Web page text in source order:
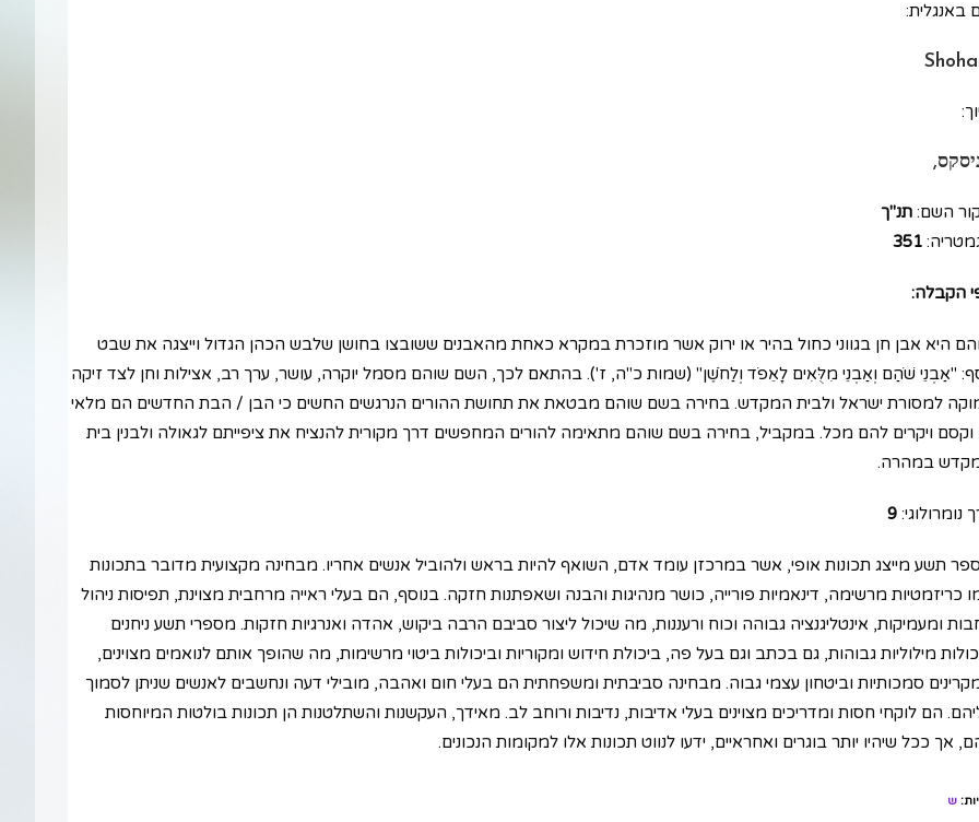
באנגלית:
השם: תנ"ך
351
הקבלה:
היא אבן חן בגווני כחול בהיר או ירוק אשר מוזכרת במקרא כאחת מהאבנים ששובצו בחושן שלבש הכהן הגדול וייצגה את שבט
"אַבְנֵי שֹׁהַם וְאַבְנֵי מִלֻּאִים לָאֵפֹד וְלַחֹשֶׁן" (שמות כ"ה, ז'). בהתאם לכך, השם שוהם מסמל יוקרה, עושר, ערך רב, אצילות וחן לצד זיקה
למסורת ישראל ולבית המקדש. בחירה בשם שוהם מבטאת את תחושת ההורים הנרגשים החשים כי הבן / הבת החדשים הם מלאי
וקסם ויקרים להם מכל. במקביל, בחירה בשם שוהם מתאימה להורים המחפשים דרך מקורית להנציח את ציפייתם לגאולה ולבנין בית
במהרה.
נומרולוגי: 9
תשע מייצג תכונות אופי, אשר במרכזן עומד אדם, השואף להיות בראש ולהוביל אנשים אחריו. מבחינה מקצועית מדובר בתכונות
כריזמטיות מרשימה, דינאמיות פורייה, כושר מנהיגות והבנה ושאפתנות חזקה. בנוסף, הם בעלי ראייה מרחבית מצוינת, תפיסות ניהול
ומעמיקות, אינטליגנציה גבוהה וכוח ורעננות, מה שיכול ליצור סביבם הרבה ביקוש, אהדה ואנרגיות חזקות. מספרי תשע ניחנים
מילוליות גבוהות, גם בכתב וגם בעל פה, ביכולת חידוש ומקוריות וביכולות ביטוי מרשימות, מה שהופך אותם לנואמים מצוינים,
סמכותיות וביטחון עצמי גבוה. מבחינה סביבתית ומשפחתית הם בעלי חום ואהבה, מובילי דעה ונחשבים לאנשים שניתן לסמוך
הם לוקחי חסות ומדריכים מצוינים בעלי אדיבות, נדיבות ורוחב לב. מאידך, העקשנות והשתלטנות הן תכונות בולטות המיוחסות
אך ככל שיהיו יותר בוגרים ואחראיים, ידעו לנווט תכונות אלו למקומות הנכונים.
: ש